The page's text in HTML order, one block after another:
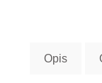
Opis